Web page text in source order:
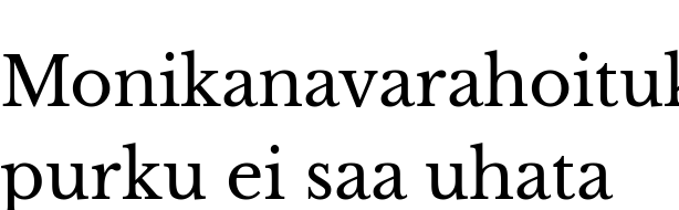
purku ei saa uhata